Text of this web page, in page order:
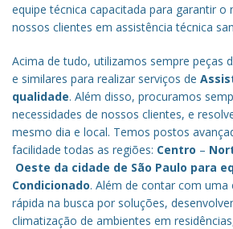
equipe técnica capacitada para garantir o
nossos clientes em assistência técnica
Acima de tudo, utilizamos sempre peças
e similares para realizar serviços de
qualidade. Além disso, procuramos
necessidades de nossos clientes, e
mesmo dia e local. Temos postos
facilidade todas as regiões: Centro –
Oeste da cidade de São Paulo para
Condicionado. Além de contar com
rápida na busca por soluções,
climatização de ambientes em